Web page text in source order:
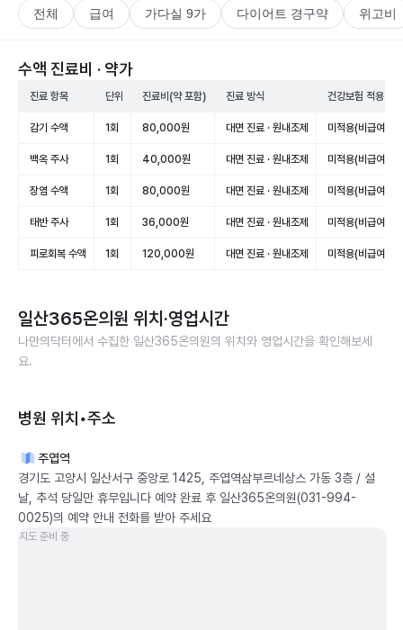
전체 급여 가다실 9가 다이어트 경구약 위고비
수액 진료비 · 약가
진료 항목 단위 진료비(약 포함) 진료 방식 건강보험 적용
감기 수액 1회 80,000원 대면 진료 · 원내조제 미적용(비급여)
백옥 주사 1회 40,000원 대면 진료 · 원내조제 미적용(비급여)
장염 수액 1회 80,000원 대면 진료 · 원내조제 미적용(비급여)
태반 주사 1회 36,000원 대면 진료 · 원내조제 미적용(비급여)
피로회복 수액 1회 120,000원 대면 진료 · 원내조제 미적용(비급여)
일산365온의원 위치·영업시간
나만의닥터에서 수집한 일산365온의원의 위치와 영업시간을 확인해보세
요.
병원 위치•주소
주엽역
경기도 고양시 일산서구 중앙로 1425, 주엽역삼부르네상스 가동 3층 / 설
날, 추석 당일만 휴무입니다 예약 완료 후 일산365온의원(031-994-
0025)의 예약 안내 전화를 받아 주세요
지도 준비 중